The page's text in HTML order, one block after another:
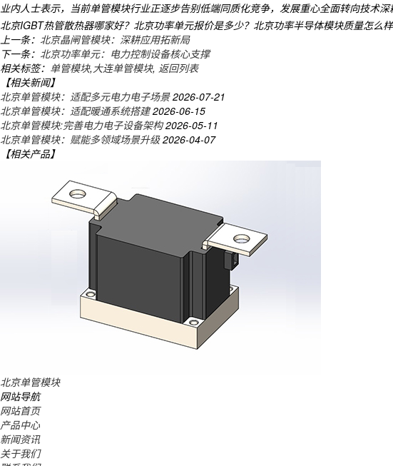
业内人士表示，当前单管模块行业正逐步告别低端同质化竞争，发展重心全面转向技术
北京IGBT热管散热器哪家好？北京功率单元报价是多少？北京功率半导体模块质量怎
上一条： 北京晶闸管模块：深耕应用拓新局
下一条： 北京功率单元：电力控制设备核心支撑
相关标签： 单管模块,大连单管模块, 返回列表
【相关新闻】
北京单管模块：适配多元电力电子场景 2026-07-21
北京单管模块：适配暖通系统搭建 2026-06-15
北京单管模块:完善电力电子设备架构 2026-05-11
北京单管模块：赋能多领域场景升级 2026-04-07
【相关产品】
北京单管模块
网站导航
网站首页
产品中心
新闻资讯
关于我们